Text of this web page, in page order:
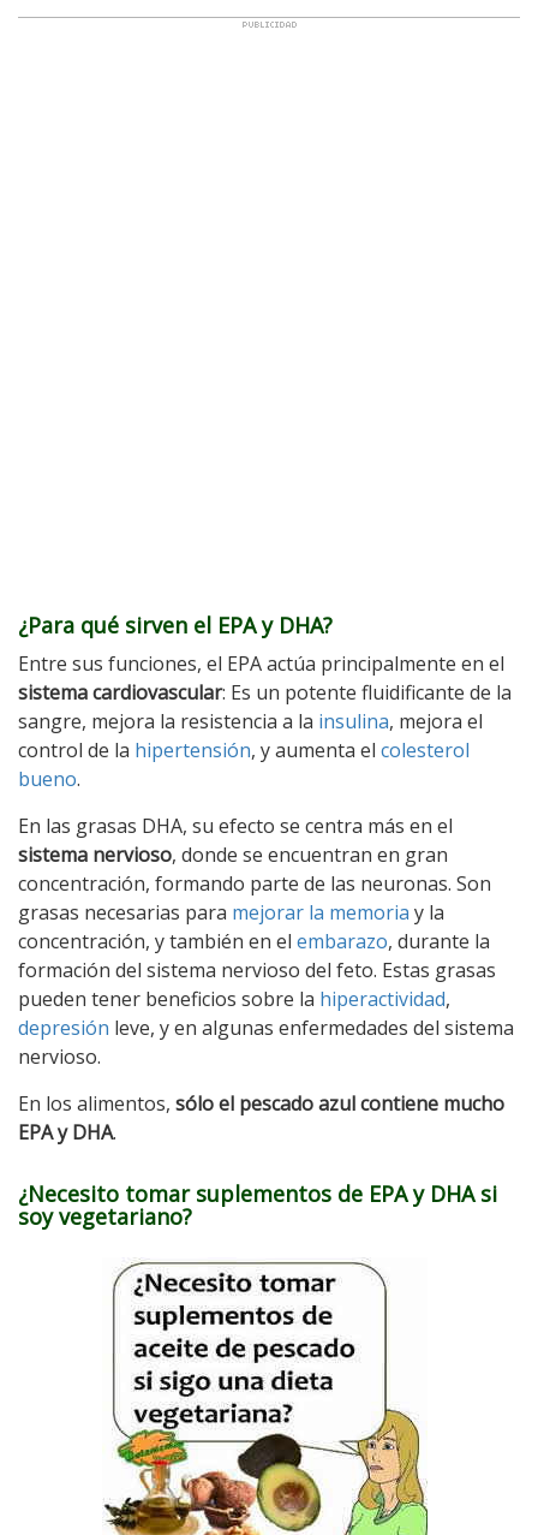
¿Para qué sirven el EPA y DHA?
Entre sus funciones, el EPA actúa principalmente en el
sistema cardiovascular: Es un potente fluidificante de la
sangre, mejora la resistencia a la insulina, mejora el
control de la hipertensión, y aumenta el colesterol
bueno.
En las grasas DHA, su efecto se centra más en el
sistema nervioso, donde se encuentran en gran
concentración, formando parte de las neuronas. Son
grasas necesarias para mejorar la memoria y la
concentración, y también en el embarazo, durante la
formación del sistema nervioso del feto. Estas grasas
pueden tener beneficios sobre la hiperactividad,
depresión leve, y en algunas enfermedades del sistema
nervioso.
En los alimentos, sólo el pescado azul contiene mucho
EPA y DHA.
¿Necesito tomar suplementos de EPA y DHA si
soy vegetariano?